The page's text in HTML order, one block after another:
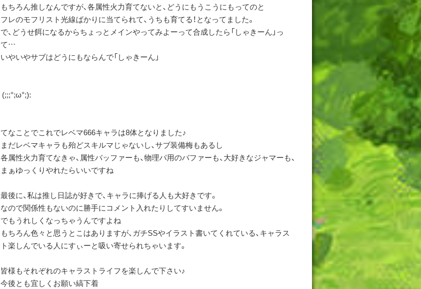
もちろん推しなんですが、各属性火力育てないと、どうにもうこうにもってのと
フレのモフリスト光線ばかりに当てられて、うちも育てる！となってました。
で、どうせ餌になるからちょっとメインやってみよーって合成したら「しゃきーん」っ
て…
いやいやサブはどうにもならんで「しゃきーん」
(;;;°;ω°;):
てなことでこれでレベマ666キャラは8体となりました♪
まだレベマキャラも殆どスキルマじゃないし、サブ装備梅もあるし
各属性火力育てなきゃ、属性バッファーも、物理パ用のバファーも、大好きなジャマーも、
まぁゆっくりやれたらいいですね
最後に、私は推し日誌が好きで、キャラに捧げる人も大好きです。
なので関係性もないのに勝手にコメント入れたりしてすいません。
でもうれしくなっちゃうんですよね
もちろん色々と思うとこはありますが、ガチSSやイラスト書いてくれている、キャラス
ト楽しんでいる人にすぃーと吸い寄せられちゃいます。
皆様もそれぞれのキャラストライフを楽しんで下さい♪
今後とも宜しくお願い縞下着